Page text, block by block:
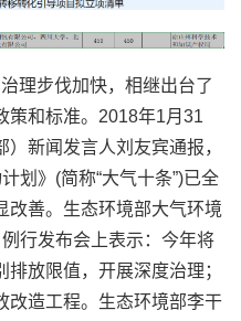
理步伐加快，相继出台了
策和标准。2018年1月31
新闻发言人刘友宾通报，
划》(简称“大气十条”)已全
改善。生态环境部大气环境
行发布会上表示：今年将
放限值，开展深度治理；
改造工程。生态环境部李干